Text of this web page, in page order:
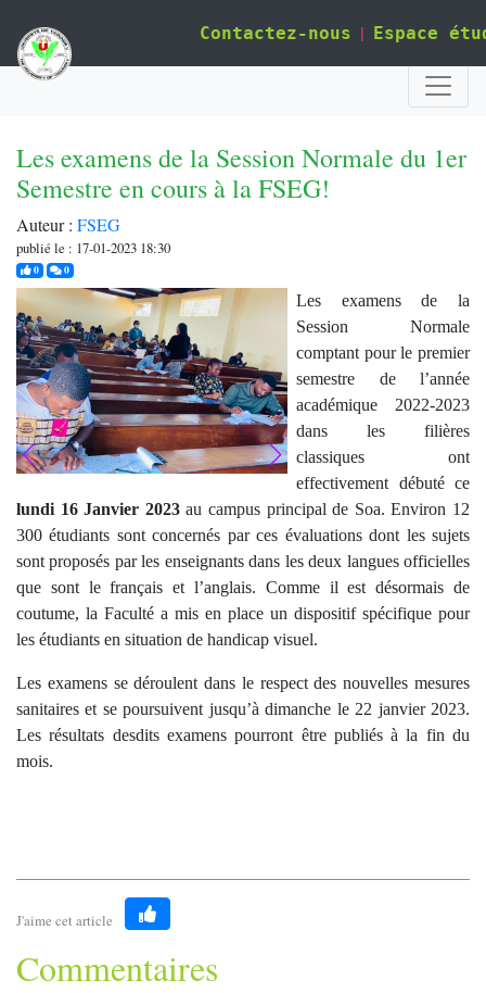
Contactez-nous | Espace
Les examens de la Session Normale du 1er
Semestre en cours à la FSEG!
Auteur : FSEG
publié le : 17-01-2023 18:30
0j'aime0commentaires
Les examens de la
Session Normale
comptant pour le premier
semestre de l’année
académique 2022-2023
dans les filières
classiques ont
effectivement débuté ce
lundi 16 Janvier 2023au campus principal de Soa. Environ 12
300 étudiants sont concernés par ces évaluations dont les sujets
sont proposés par les enseignants dans les deux langues officielles
que sont le français et l’anglais. Comme il est désormais de
coutume, la Faculté a mis en place un dispositif spécifique pour
les étudiants en situation de handicap visuel.
Les examens se déroulent dans le respect des nouvelles mesures
sanitaires et se poursuivent jusqu’à dimanche le 22 janvier 2023.
Les résultats desdits examens pourront être publiés à la fin du
mois.
J'aime cet article
Like
Commentaires